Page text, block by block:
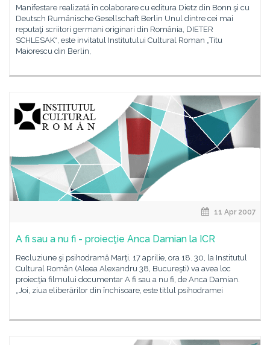
Manifestare realizată în colaborare cu editura Dietz din Bonn şi cu
Deutsch Rumänische Gesellschaft Berlin Unul dintre cei mai
reputaţi scriitori germani originari din România, DIETER
SCHLESAK*, este invitatul Institutului Cultural Roman „Titu
Maiorescu din Berlin,
11 Apr 2007
A fi sau a nu fi - proiecţie Anca Damian la ICR
Recluziune şi psihodramă Marţi, 17 aprilie, ora 18. 30, la Institutul
Cultural Român (Aleea Alexandru 38, Bucureşti) va avea loc
proiecţia filmului documentar A fi sau a nu fi, de Anca Damian.
„Joi, ziua eliberărilor din închisoare, este titlul psihodramei